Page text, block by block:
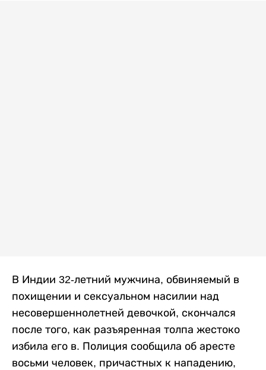
В Индии 32-летний мужчина, обвиняемый в
похищении и сексуальном насилии над
несовершеннолетней девочкой, скончался
после того, как разъяренная толпа жестоко
избила его в. Полиция сообщила об аресте
восьми человек, причастных к нападению,